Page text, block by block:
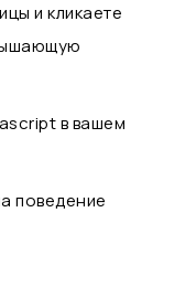
и кликаете
в вашем
поведение